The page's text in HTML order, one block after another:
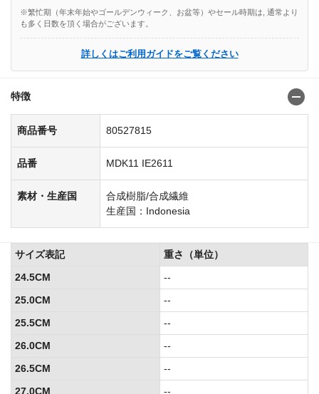
※繁忙期（年末年始やゴールデンウィーク、お盆等）やセール時期は, 通常より
も多く日数を頂く場合がございます。
詳しくはご利用ガイドをご覧ください
特徴
商品番号 80527815
品番 MDK11 IE2611
素材・生産国
合成樹脂/合成繊維
生産国：Indonesia
サイズ表記
重さ（単位）
24.5CM
--
25.0CM
--
25.5CM
--
26.0CM
--
26.5CM
--
27.0CM
--